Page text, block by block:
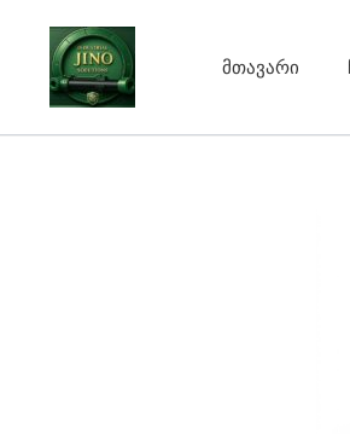
content
მთავარი